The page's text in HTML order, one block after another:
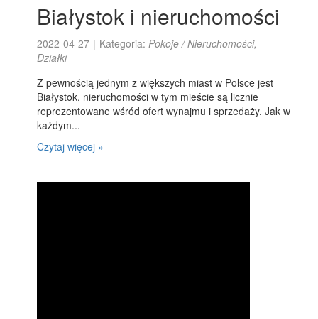
Białystok i nieruchomości
2022-04-27 | Kategoria:Pokoje / Nieruchomości,
Działki
Z pewnością jednym z większych miast w Polsce jest
Białystok, nieruchomości w tym mieście są licznie
reprezentowane wśród ofert wynajmu i sprzedaży. Jak w
każdym...
Czytaj więcej »